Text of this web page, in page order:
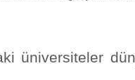
üniversiteler